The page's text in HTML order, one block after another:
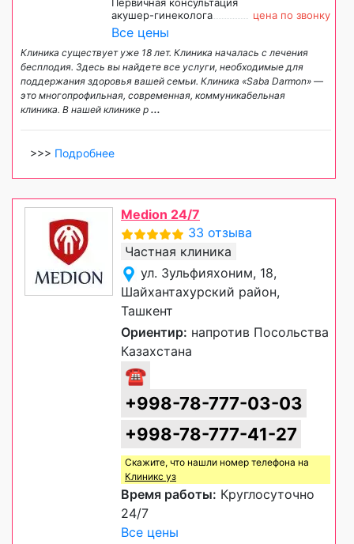
акушер-гинеколога
цена по звонку
Все цены
Клиника существует уже 18 лет. Клиника началась с лечения
бесплодия. Здесь вы найдете все услуги, необходимые для
поддержания здоровья вашей семьи. Клиника «Saba Darmon» —
это многопрофильная, современная, коммуникабельная
клиника. В нашей клинике р ...
>>> Подробнее
Medion 24/7
33 отзыва
Частная клиника
ул. Зульфияхоним, 18,
Шайхантахурский район,
Ташкент
Ориентир: напротив Посольства
Казахстана
☎
+998-78-777-03-03
+998-78-777-41-27
Скажите, что нашли номер телефона на
Клиникс уз
Время работы: Круглосуточно
24/7
Все цены